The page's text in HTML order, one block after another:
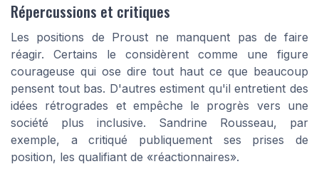
Répercussions et critiques
Les positions de Proust ne manquent pas de faire
réagir. Certains le considèrent comme une figure
courageuse qui ose dire tout haut ce que beaucoup
pensent tout bas. D'autres estiment qu'il entretient des
idées rétrogrades et empêche le progrès vers une
société plus inclusive. Sandrine Rousseau, par
exemple, a critiqué publiquement ses prises de
position, les qualifiant de «réactionnaires».